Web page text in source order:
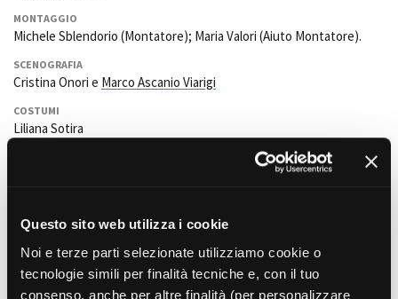
Questo sito web utilizza i cookie
Noi e terze parti selezionate utilizziamo cookie o
tecnologie simili per finalità tecniche e, con il tuo
consenso, anche per altre finalità (per personalizzare
Privacy
Whistleblowing
Credits
MONTAGGIO
Michele Sblendorio (Montatore); Maria Valori (Aiuto Montatore).
SCENOGRAFIA
Cristina Onori e Marco Ascanio Viarigi
COSTUMI
Liliana Sotira
Brando Mosca, Maurizio Grassi e Daniele Turi (Fonico).Alberto
OPERATORE
Giuseppe Riccobene,
(operatore II unità).Robin